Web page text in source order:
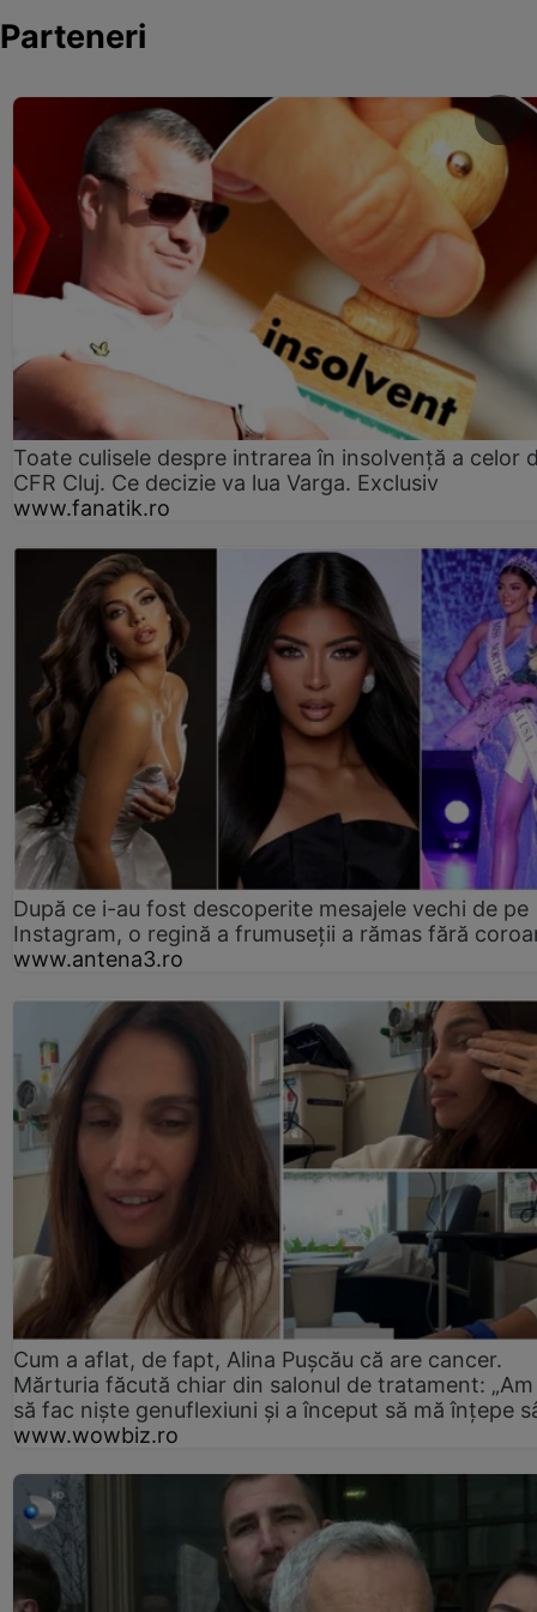
Parteneri
Toate culisele despre intrarea în insolvență a celor
CFR Cluj. Ce decizie va lua Varga. Exclusiv
www.fanatik.ro
După ce i-au fost descoperite mesajele vechi de pe
Instagram, o regină a frumuseții a rămas fără
www.antena3.ro
Cum a aflat, de fapt, Alina Pușcău că are cancer.
Mărturia făcută chiar din salonul de tratament:
să fac niște genuflexiuni și a început să mă înțepe
www.wowbiz.ro